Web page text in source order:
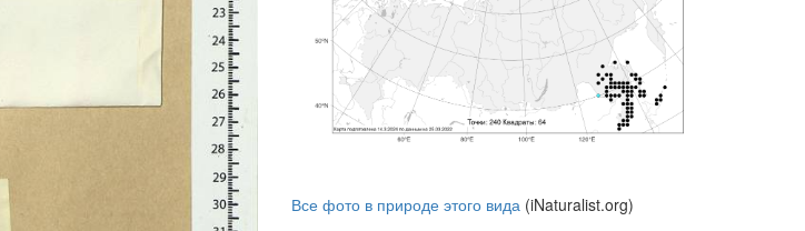
Все фото в природе этого вида (iNaturalist.org)